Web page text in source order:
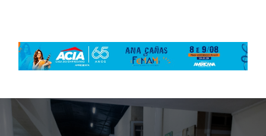
Nova Odessa realiza